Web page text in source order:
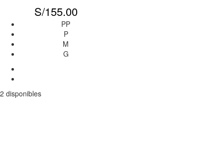
S/155.00
PP
P
M
G
2 disponibles